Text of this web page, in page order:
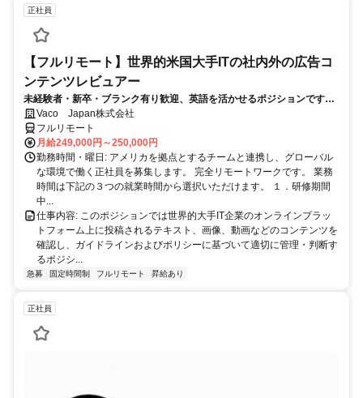
正社員
【フルリモート】世界的米国大手ITの社内外の広告コ
ンテンツレビュアー
未経験者・新卒・ブランク有り歓迎、英語を活かせるポジションです。
完全リモート
Vaco Japan株式会社
フルリモート
月給249,000円～250,000円
勤務時間・曜日: アメリカを拠点とするチームと連携し、グローバル
な環境で働く正社員を募集します。 完全リモートワークです。 業務
時間は下記の３つの就業時間から選択いただけます。 １．研修期間
中...
仕事内容: このポジションでは世界的大手IT企業のオンラインプラッ
トフォーム上に投稿されるテキスト、画像、動画などのコンテンツを
確認し、ガイドラインおよびポリシーに基づいて適切に管理・判断す
るポジシ...
急募 固定時間制 フルリモート 昇給あり
正社員